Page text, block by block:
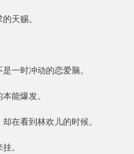
天赐。
一时冲动的恋爱脑。
能爆发。
在看到林欢儿的时候。
。